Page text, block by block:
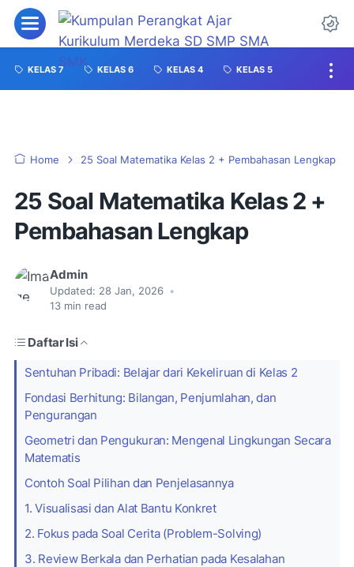
KELAS 7 KELAS 6 KELAS 4 KELAS 5
Home 25 Soal Matematika Kelas 2 + Pembahasan Lengkap
25 Soal Matematika Kelas 2 +
Pembahasan Lengkap
Admin
Updated: 28 Jan, 2026 •
13 min read
Daftar Isi
Sentuhan Pribadi: Belajar dari Kekeliruan di Kelas 2
Fondasi Berhitung: Bilangan, Penjumlahan, dan
Pengurangan
Geometri dan Pengukuran: Mengenal Lingkungan Secara
Matematis
Contoh Soal Pilihan dan Penjelasannya
1. Visualisasi dan Alat Bantu Konkret
2. Fokus pada Soal Cerita (Problem-Solving)
3. Review Berkala dan Perhatian pada Kesalahan